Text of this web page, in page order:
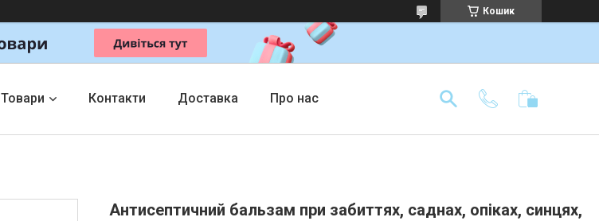
Кошик
Товари Контакти Доставка Про нас
Антисептичний бальзам при забиттях, саднах, опіках, синцях,